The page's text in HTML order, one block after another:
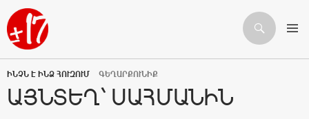
Որոնում
ԱՆՑՆԵԼ ԲՈՎԱՆԴԱԿՈՒԹՅԱՆԸ
ԻՆՉՆ Է ԻՆՁ ՀՈՒԶՈՒՄ ԳԵՂԱՐՔՈՒՆԻՔ
ԱՅՆՏԵՂ` ՍԱՀՄԱՆԻՆ